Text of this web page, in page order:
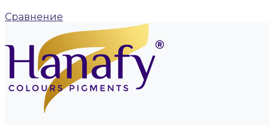
Сравнение